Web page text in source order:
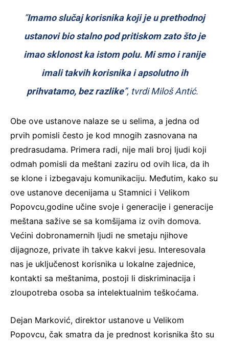
“Imamo slučaj korisnika koji je u prethodnoj
ustanovi bio stalno pod pritiskom zato što je
imao sklonost ka istom polu. Mi smo i ranije
imali takvih korisnika i apsolutno ih
prihvatamo, bez razlike”, tvrdi Miloš Antić.
Obe ove ustanove nalaze se u selima, a jedna od
prvih pomisli često je kod mnogih zasnovana na
predrasudama. Primera radi, nije mali broj ljudi koji
odmah pomisli da meštani zaziru od ovih lica, da ih
se klone i izbegavaju komunikaciju. Međutim, kako su
ove ustanove decenijama u Stamnici i Velikom
Popovcu,godine učine svoje i generacije i generacije
meštana sažive se sa komšijama iz ovih domova.
Većini dobronamernih ljudi ne smetaju njihove
dijagnoze, private ih takve kakvi jesu. Interesovala
nas je uključenost korisnika u lokalne zajednice,
kontakti sa meštanima, postoji li diskriminacija i
zloupotreba osoba sa intelektualnim teškoćama.
Dejan Marković, direktor ustanove u Velikom
Popovcu, čak smatra da je prednost korisnika što su